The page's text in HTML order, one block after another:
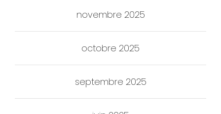
novembre 2025
octobre 2025
septembre 2025